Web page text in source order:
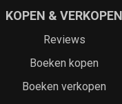
KOPEN & VERKOPEN
Reviews
Boeken kopen
Boeken verkopen